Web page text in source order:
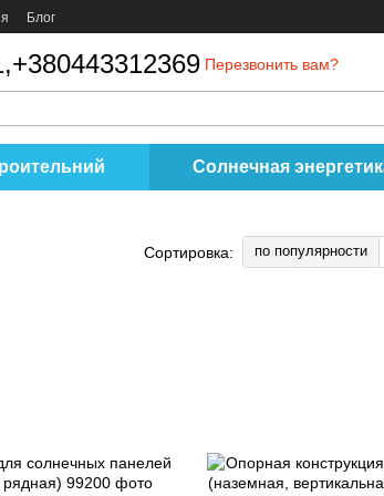
Блог
+380443312369 Перезвонить вам?
Солнечная
Сортировка: по популярности